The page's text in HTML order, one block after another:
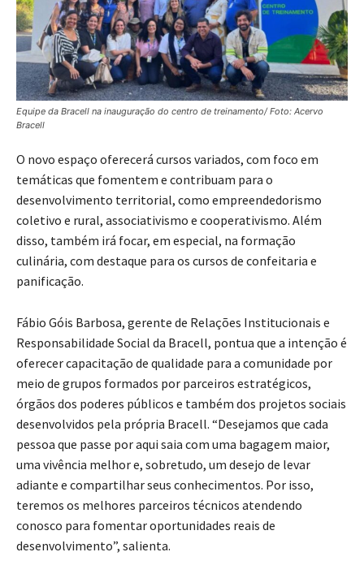
Equipe da Bracell na inauguração do centro de treinamento/ Foto: Acervo
Bracell
O novo espaço oferecerá cursos variados, com foco em
temáticas que fomentem e contribuam para o
desenvolvimento territorial, como empreendedorismo
coletivo e rural, associativismo e cooperativismo. Além
disso, também irá focar, em especial, na formação
culinária, com destaque para os cursos de confeitaria e
panificação.
Fábio Góis Barbosa, gerente de Relações Institucionais e
Responsabilidade Social da Bracell, pontua que a intenção é
oferecer capacitação de qualidade para a comunidade por
meio de grupos formados por parceiros estratégicos,
órgãos dos poderes públicos e também dos projetos sociais
desenvolvidos pela própria Bracell. “Desejamos que cada
pessoa que passe por aqui saia com uma bagagem maior,
uma vivência melhor e, sobretudo, um desejo de levar
adiante e compartilhar seus conhecimentos. Por isso,
teremos os melhores parceiros técnicos atendendo
conosco para fomentar oportunidades reais de
desenvolvimento”, salienta.